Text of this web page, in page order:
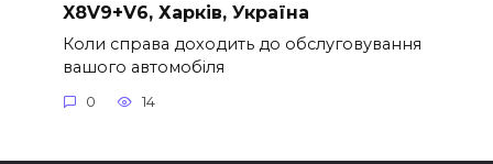
X8V9+V6, Харків, Україна
Коли справа доходить до обслуговування
вашого автомобіля
0 14